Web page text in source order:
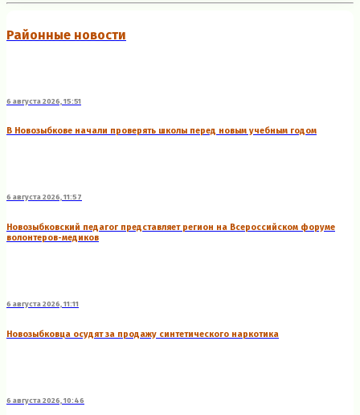
Районные новости
6 августа 2026, 15:51
В Новозыбкове начали проверять школы перед новым учебным годом
6 августа 2026, 11:57
Новозыбковский педагог представляет регион на Всероссийском форуме
волонтеров-медиков
6 августа 2026, 11:11
Новозыбковца осудят за продажу синтетического наркотика
6 августа 2026, 10:46